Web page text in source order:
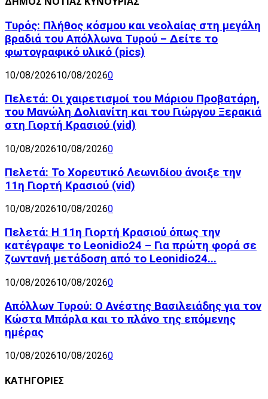
Τυρός: Πλήθος κόσμου και νεολαίας στη μεγάλη
βραδιά του Απόλλωνα Τυρού – Δείτε το
φωτογραφικό υλικό (pics)
10/08/202610/08/20260
Πελετά: Οι χαιρετισμοί του Μάριου Προβατάρη,
του Μανώλη Δολιανίτη και του Γιώργου Ξερακιά
στη Γιορτή Κρασιού (vid)
10/08/202610/08/20260
Πελετά: Το Χορευτικό Λεωνιδίου άνοιξε την
11η Γιορτή Κρασιού (vid)
10/08/202610/08/20260
Πελετά: Η 11η Γιορτή Κρασιού όπως την
κατέγραψε το Leonidio24 – Για πρώτη φορά σε
ζωντανή μετάδοση από το Leonidio24...
10/08/202610/08/20260
Απόλλων Τυρού: Ο Ανέστης Βασιλειάδης για τον
Κώστα Μπάρλα και το πλάνο της επόμενης
ημέρας
10/08/202610/08/20260
ΚΑΤΗΓΟΡΙΕΣ